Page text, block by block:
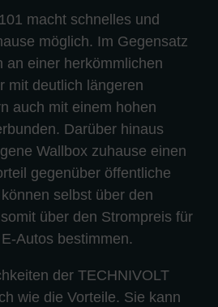
macht schnelles und
möglich. Im Gegensatz
an einer herkömmlichen
mit deutlich längeren
auch mit einem hohen
Darüber hinaus
Wallbox zuhause einen
gegenüber öffentliche
selbst über den
über den Strompreis für
Autos bestimmen.
der TECHNIVOLT
wie die Vorteile. Sie kann